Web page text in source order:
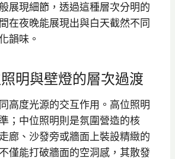
展現細節，透過這種層次分明的
在夜晚能展現出與白天截然不同
韻味。
明與壁燈的層次過渡
高度光源的交互作用。高位照明
；中位照明則是氛圍營造的核
廊、沙發旁或牆面上裝設精緻的
僅能打破牆面的空洞感，其散發